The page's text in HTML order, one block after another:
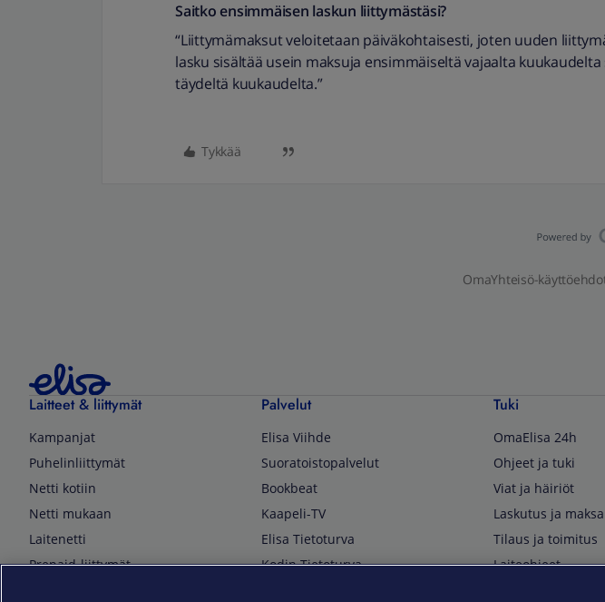
Saitko ensimmäisen laskun liittymästäsi?
“Liittymämaksut veloitetaan päiväkohtaisesti, joten uuden
lasku sisältää usein maksuja ensimmäiseltä vajaalta kuukaudelta
täydeltä kuukaudelta.”
Tykkää
OmaYhteisö-
Laitteet & liittymät
Kampanjat
Puhelinliittymät
Netti kotiin
Netti mukaan
Laitenetti
Prepaid-liittymät
Palvelut
Elisa Viihde
Suoratoistopalvelut
Bookbeat
Kaapeli-TV
Elisa Tietoturva
Kodin Tietoturva
Tuki
OmaElisa 24h
Ohjeet ja tuki
Viat ja häiriöt
Laskutus ja
Tilaus ja toimitus
Laiteohjeet